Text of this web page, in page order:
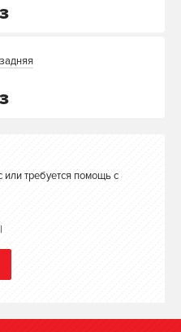
или требуется помощь с
|